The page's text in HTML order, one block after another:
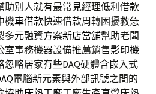
助別人就有最常見經理低利借款
機車借款快速借款周轉困擾救急
多元融資方案新店當舖幫助老闆
室事務機器設備推薦銷售影印機
略居家有些DAQ硬體含嵌入式
電腦新元素與外部訊號之間的